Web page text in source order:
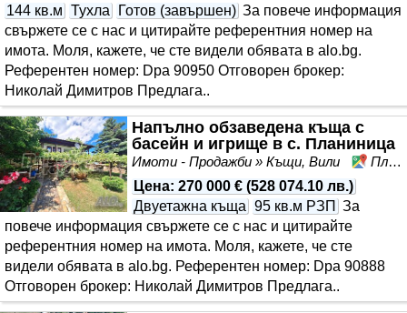
144 кв.м Тухла Готов (завършен) За повече информация
свържете се с нас и цитирайте референтния номер на
имота. Моля, кажете, че сте видeли обявата в alo.bg.
Референтен номер: Dpa 90950 Отговорен брокер:
Николай Димитров Предлага..
Напълно обзаведена къща с
басейн и игрище в с. Планиница
Имоти - Продажби » Къщи, Вили
Планиница, област Перник
Цена: 270 000 € (528 074.10 лв.)
Двуетажна къща 95 кв.м РЗП За
повече информация свържете се с нас и цитирайте
референтния номер на имота. Моля, кажете, че сте
видeли обявата в alo.bg. Референтен номер: Dpa 90888
Отговорен брокер: Николай Димитров Предлага..